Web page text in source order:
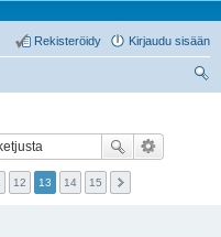
Kirjaudu sisään
Rekisteröidy
12 13 14 15